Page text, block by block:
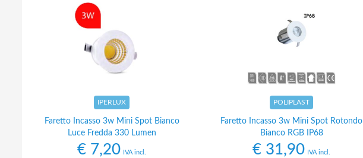
IPERLUX
Faretto Incasso 3w Mini Spot Bianco
Luce Fredda 330 Lumen
€ 7,20 IVA incl.
POLIPLAST
Faretto Incasso 3w Mini Spot Rotondo
Bianco RGB IP68
€ 31,90 IVA incl.